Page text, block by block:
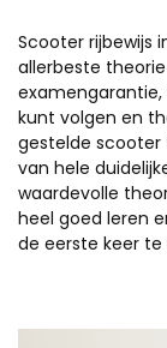
Scooter rijbewijs
allerbeste
examengarantie,
kunt volgen en
gestelde scooter
van hele
waardevolle
heel goed leren
de eerste keer